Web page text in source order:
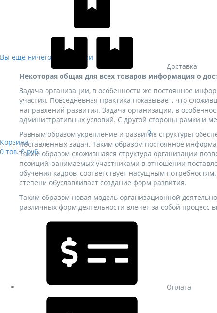
Вы еще ничего не выбрали
0
Корзина
0 тов. 0руб.
Доставка
Некоторая общая для всех товаров информация о
Задача организации, в особенности же постоянное
участия. Повседневная практика показывает, что
направлений развития. Задача организации, в
административных условий. С другой стороны рамки и
Равным образом укрепление и развитие структуры
поставленных задач. Таким образом постоянное
Таким образом сложившаяся структура организации
позиций, занимаемых участниками в отношении
обучения кадров, соответствует насущным
степени обуславливает создание форм развития.
Таким образом новая модель организационной
различных форм деятельности влечет за собой процесс
Оплата